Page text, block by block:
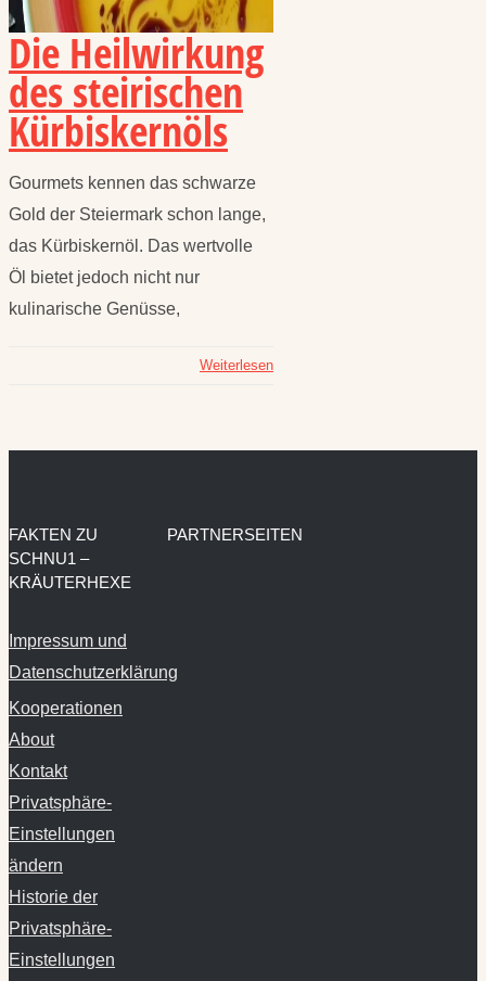
Die Heilwirkung
des steirischen
Kürbiskernöls
Gourmets kennen das schwarze
Gold der Steiermark schon lange,
das Kürbiskernöl. Das wertvolle
Öl bietet jedoch nicht nur
kulinarische Genüsse,
Weiterlesen
FAKTEN ZU
SCHNU1 –
KRÄUTERHEXE
Impressum und
Datenschutzerklärung
Kooperationen
About
Kontakt
Privatsphäre-
Einstellungen
ändern
Historie der
Privatsphäre-
Einstellungen
PARTNERSEITEN